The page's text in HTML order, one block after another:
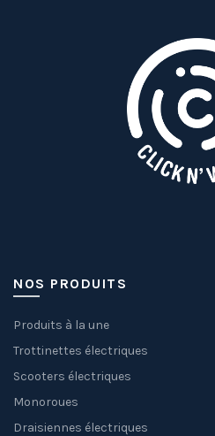
NOS PRODUITS
Produits à la une
Trottinettes électriques
Scooters électriques
Monoroues
Draisiennes électriques